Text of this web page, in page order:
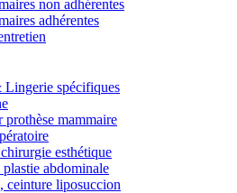
non adhérentes
adhérentes
Lingerie spécifiques
prothèse mammaire
esthétique
abdominale
ceinture liposuccion